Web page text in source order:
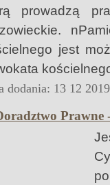
prowadzą
jest
dodania: 13 12
Prawne